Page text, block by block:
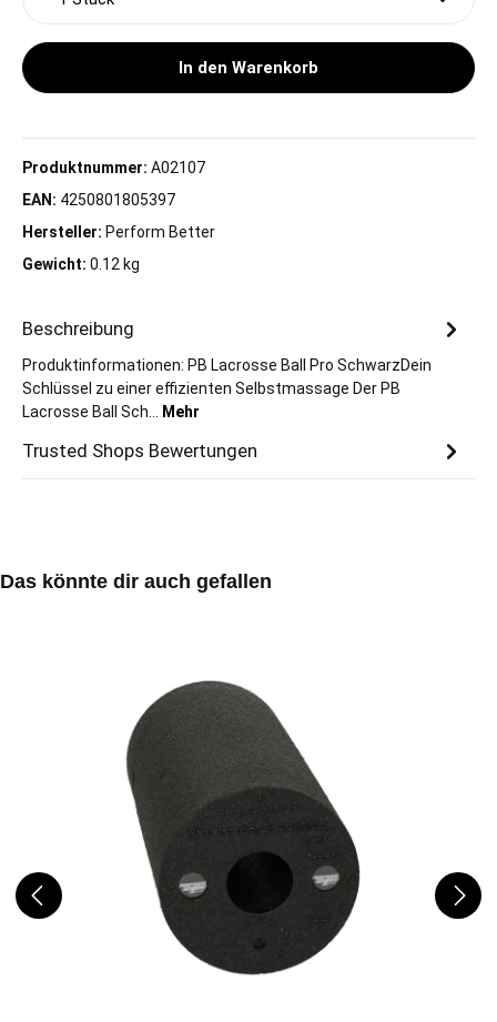
In den Warenkorb
Produktnummer: A02107
EAN: 4250801805397
Hersteller: Perform Better
Gewicht: 0.12 kg
Beschreibung
Produktinformationen: PB Lacrosse Ball Pro SchwarzDein
Schlüssel zu einer effizienten Selbstmassage Der PB
Lacrosse Ball Sch…
Mehr
Trusted Shops Bewertungen
Produktgalerie überspringen
Das könnte dir auch gefallen